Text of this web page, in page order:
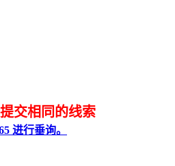
交相同的线索
进行垂询。